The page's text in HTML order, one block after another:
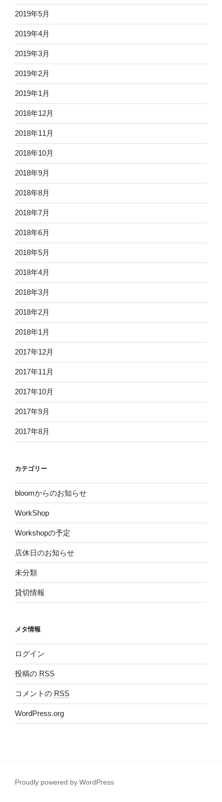
2019年5月
2019年4月
2019年3月
2019年2月
2019年1月
2018年12月
2018年11月
2018年10月
2018年9月
2018年8月
2018年7月
2018年6月
2018年5月
2018年4月
2018年3月
2018年2月
2018年1月
2017年12月
2017年11月
2017年10月
2017年9月
2017年8月
カテゴリー
bloomからのお知らせ
WorkShop
Workshopの予定
店休日のお知らせ
未分類
貸切情報
メタ情報
ログイン
投稿の RSS
コメントの RSS
WordPress.org
Proudly powered by WordPress